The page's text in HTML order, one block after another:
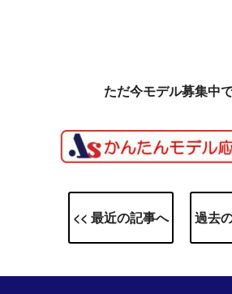
ただ今モデル募集中
<< 最近の記事へ 過去